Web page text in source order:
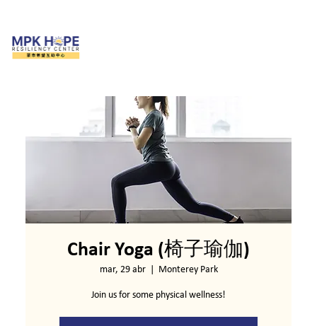
Chair Yoga (椅子瑜伽)
mar, 29 abr
  |
Monterey Park
Join us for some physical wellness!